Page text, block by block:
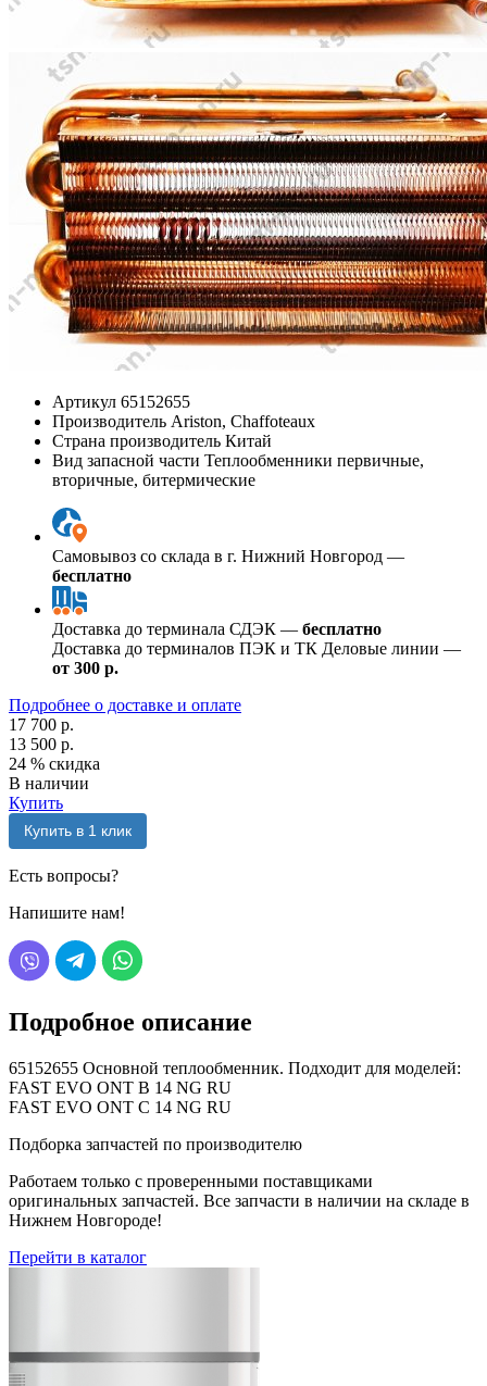
Артикул 65152655
Производитель Ariston, Chaffoteaux
Страна производитель Китай
Вид запасной части Теплообменники первичные,
вторичные, битермические
Самовывоз со склада в г. Нижний Новгород —
бесплатно
Доставка до терминала СДЭК — бесплатно
Доставка до терминалов ПЭК и ТК Деловые линии —
от 300 р.
Подробнее о доставке и оплате
17 700 р.
13 500 р.
24 % скидка
В наличии
Купить
Купить в 1 клик
Есть вопросы?
Напишите нам!
Подробное описание
65152655 Основной теплообменник. Подходит для моделей:
FAST EVO ONT B 14 NG RU
FAST EVO ONT C 14 NG RU
Подборка запчастей по производителю
Работаем только с проверенными поставщиками
оригинальных запчастей. Все запчасти в наличии на складе в
Нижнем Новгороде!
Перейти в каталог